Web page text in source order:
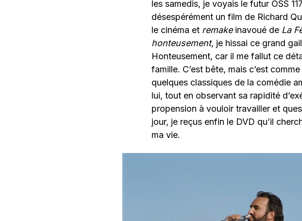
les samedis, je voyais le futur OSS
désespérément un film de Richard
le cinéma et remakeinavoué de La
honteusement, je hissai ce grand
Honteusement, car il me fallut ce
famille. C’est bête, mais c’est
quelques classiques de la comédie
lui, tout en observant sa rapidité
propension à vouloir travailler et
jour, je reçus enfin le DVD qu’il
ma vie.